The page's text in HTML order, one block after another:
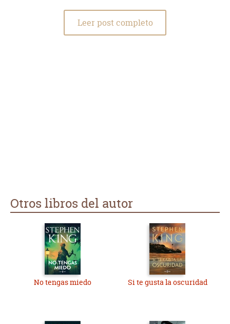
Leer post completo
Otros libros del autor
No tengas miedo Si te gusta la oscuridad